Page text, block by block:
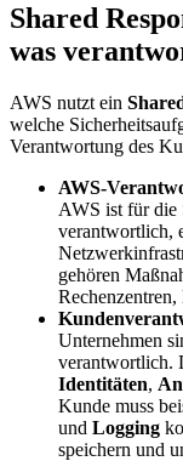
Shared
was
AWS nutzt ein
welche
Verantwortung des
AWS-
AWS ist für die
verantwortlich,
gehören
Unternehmen
verantwortlich.
Identitäten,
Kunde muss
und Logging
speichern und